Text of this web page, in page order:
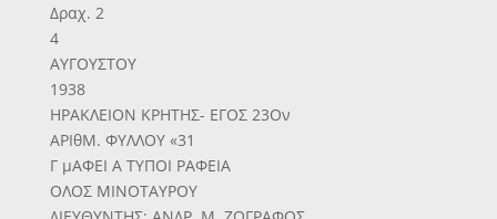
Δραχ. 2
4
ΑΥΓΟΥΣΤΟΥ
1938
ΗΡΑΚΛΕΙΟΝ ΚΡΗΤΗΣ- ΕΓΟΣ 23Ον
ΑΡΙθΜ. ΦΥΛΛΟΥ «31
Γ μΑΦΕΙ Α ΤΥΠΟΙ ΡΑΦΕΙΑ
ΟΛΟΣ ΜΙΝΟΤΑΥΡΟΥ